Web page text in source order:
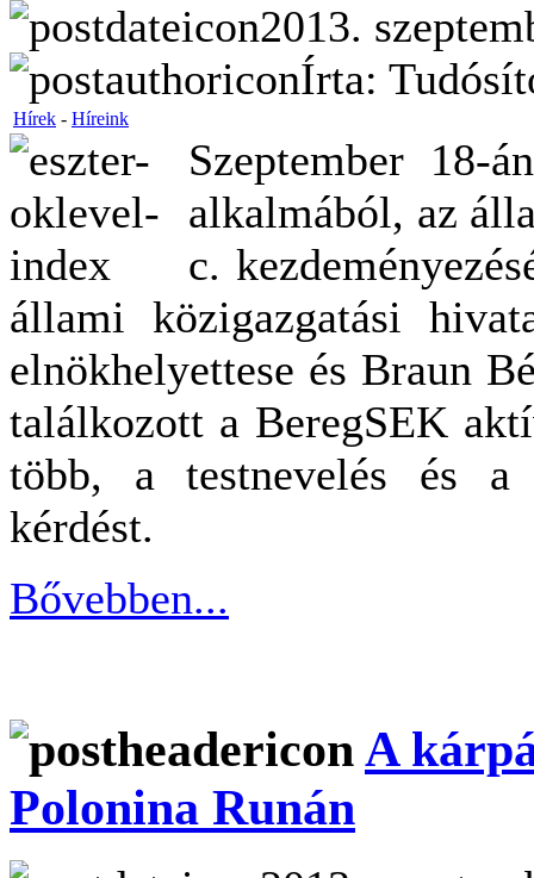
2013.
Írta:
Hírek - Híreink
Szeptember 18-
alkalmából, az
c.
állami közigazgatási
elnökhelyettese és Braun
találkozott a BeregSEK
több, a testnevelés és a
kérdést.
Bővebben...
A
Polonina Runán